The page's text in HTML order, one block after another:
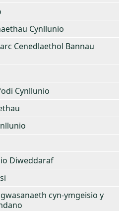
Cynllunio
Cenedlaethol Bannau
Cynllunio
Diweddaraf
cyn-ymgeisio y